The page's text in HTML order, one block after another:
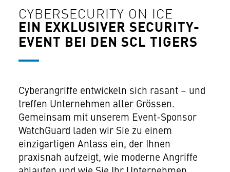
CYBERSECURITY ON ICE
EIN EXKLUSIVER SECURITY-
EVENT BEI DEN SCL TIGERS
Cyberangriffe entwickeln sich rasant – und
treffen Unternehmen aller Grössen.
Gemeinsam mit unserem Event-Sponsor
WatchGuard laden wir Sie zu einem
einzigartigen Anlass ein, der Ihnen
praxisnah aufzeigt, wie moderne Angriffe